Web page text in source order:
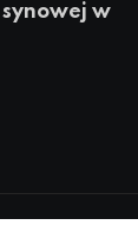
synowej w